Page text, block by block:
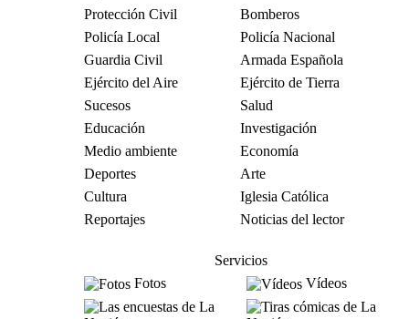
Protección Civil
Bomberos
Policía Local
Policía Nacional
Guardia Civil
Armada Española
Ejército del Aire
Ejército de Tierra
Sucesos
Salud
Educación
Investigación
Medio ambiente
Economía
Deportes
Arte
Cultura
Iglesia Católica
Reportajes
Noticias del lector
Servicios
Fotos
Vídeos